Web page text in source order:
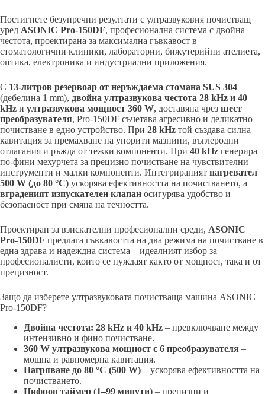
Постигнете безупречни резултати с ултразвуковия почистващ
уред ASONIC Pro-150DF, професионална система с двойна
честота, проектирана за максимална гъвкавост в
стоматологични клиники, лаборатории, бижутерийни ателиета,
оптика, електроника и индустриални приложения.
С 13-литров резервоар от неръждаема стомана SUS 304
(дебелина 1 mm), двойна ултразвукова честота 28 kHz и 40
kHz и ултразвукова мощност 360 W, доставяна чрез шест
преобразувателя, Pro-150DF съчетава агресивно и деликатно
почистване в едно устройство. При 28 kHz той създава силна
кавитация за премахване на упорити мазнини, въглеродни
отлагания и ръжда от тежки компоненти. При 40 kHz генерира
по-фини мехурчета за прецизно почистване на чувствителни
инструменти и малки компоненти. Интегрираният нагревател
500 W (до 80 °C) ускорява ефективността на почистването, а
вграденият изпускателен клапан осигурява удобство и
безопасност при смяна на течността.
Проектиран за взискателни професионални среди, ASONIC
Pro-150DF предлага гъвкавостта на два режима на почистване в
една здрава и надеждна система – идеалният избор за
професионалисти, които се нуждаят както от мощност, така и от
прецизност.
Защо да изберете ултразвуковата почистваща машина ASONIC
Pro-150DF?
Двойна честота: 28 kHz и 40 kHz – превключване между
интензивно и фино почистване.
360 W ултразвукова мощност с 6 преобразувателя –
мощна и равномерна кавитация.
Нагряване до 80 °C (500 W) – ускорява ефективността на
почистването.
Цифров таймер (1–99 минути) – прецизни и